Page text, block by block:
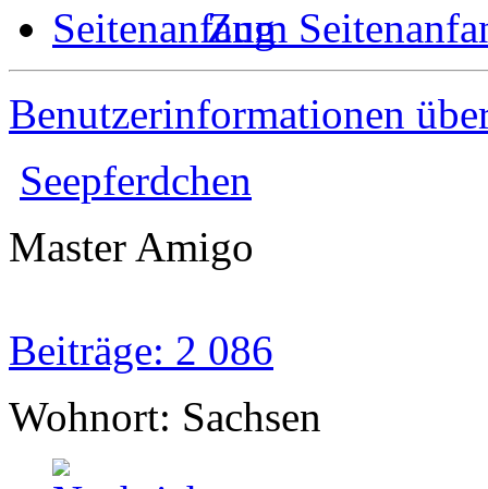
Zum
Benutzerinformationen
Seepferdchen
Master Amigo
Beiträge: 2 086
Wohnort: Sachsen